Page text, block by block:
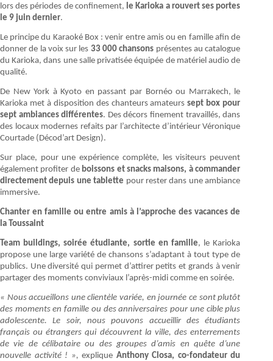
lors des périodes de confinement, le Karioka a rouvert ses portes
le 9 juin dernier.
Le principe du Karaoké Box : venir entre amis ou en famille afin de
donner de la voix sur les 33 000 chansons présentes au catalogue
du Karioka, dans une salle privatisée équipée de matériel audio de
qualité.
De New York à Kyoto en passant par Bornéo ou Marrakech, le
Karioka met à disposition des chanteurs amateurssept box pour
sept ambiances différentes. Des décors finement travaillés, dans
des locaux modernes refaits par l’architecte d’intérieur Véronique
Courtade (Décod’art Design).
Sur place, pour une expérience complète, les visiteurs peuvent
également profiter de boissons et snacks maisons, à commander
directement depuis une tablette pour rester dans une ambiance
immersive.
Chanter en famille ou entre amis à l’approche des vacances de
la Toussaint
Team buildings, soirée étudiante, sortie en famille, le Karioka
propose une large variété de chansons s’adaptant à tout type de
publics. Une diversité qui permet d’attirer petits et grands à venir
partager des moments conviviaux l’après-midi comme en soirée.
« Nous accueillons une clientèle variée, en journée ce sont plutôt
des moments en famille ou des anniversaires pour une cible plus
adolescente. Le soir, nous pouvons accueillir des étudiants
français ou étrangers qui découvrent la ville, des enterrements
de vie de célibataire ou des groupes d’amis en quête d’une
nouvelle activité ! »,explique Anthony Closa, co-fondateur du